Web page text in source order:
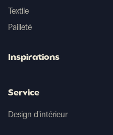
Textile
Pailleté
Inspirations
Service
Design d'intérieur